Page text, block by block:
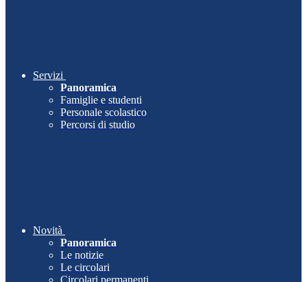
Servizi
Panoramica
Famiglie e studenti
Personale scolastico
Percorsi di studio
Novità
Panoramica
Le notizie
Le circolari